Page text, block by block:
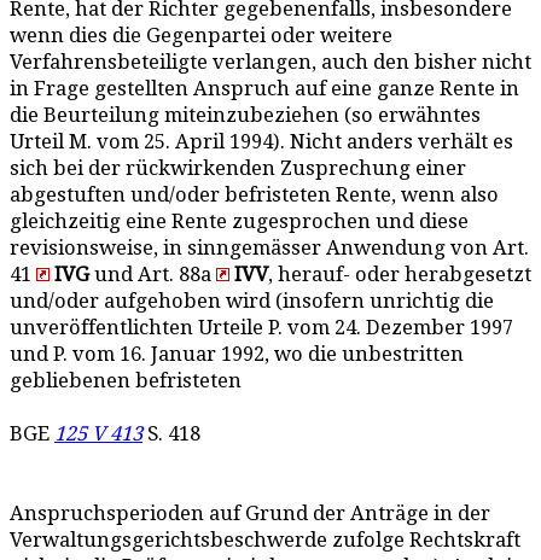
Rente, hat der Richter gegebenenfalls, insbesondere
wenn dies die Gegenpartei oder weitere
Verfahrensbeteiligte verlangen, auch den bisher nicht
in Frage gestellten Anspruch auf eine ganze Rente in
die Beurteilung miteinzubeziehen (so erwähntes
Urteil M. vom 25. April 1994). Nicht anders verhält es
sich bei der rückwirkenden Zusprechung einer
abgestuften und/oder befristeten Rente, wenn also
gleichzeitig eine Rente zugesprochen und diese
revisionsweise, in sinngemässer Anwendung von Art.
41
IVGund Art. 88a IVV, herauf- oder herabgesetzt
und/oder aufgehoben wird (insofern unrichtig die
unveröffentlichten Urteile P. vom 24. Dezember 1997
und P. vom 16. Januar 1992, wo die unbestritten
gebliebenen befristeten
BGE 125 V 413S. 418
Anspruchsperioden auf Grund der Anträge in der
Verwaltungsgerichtsbeschwerde zufolge Rechtskraft